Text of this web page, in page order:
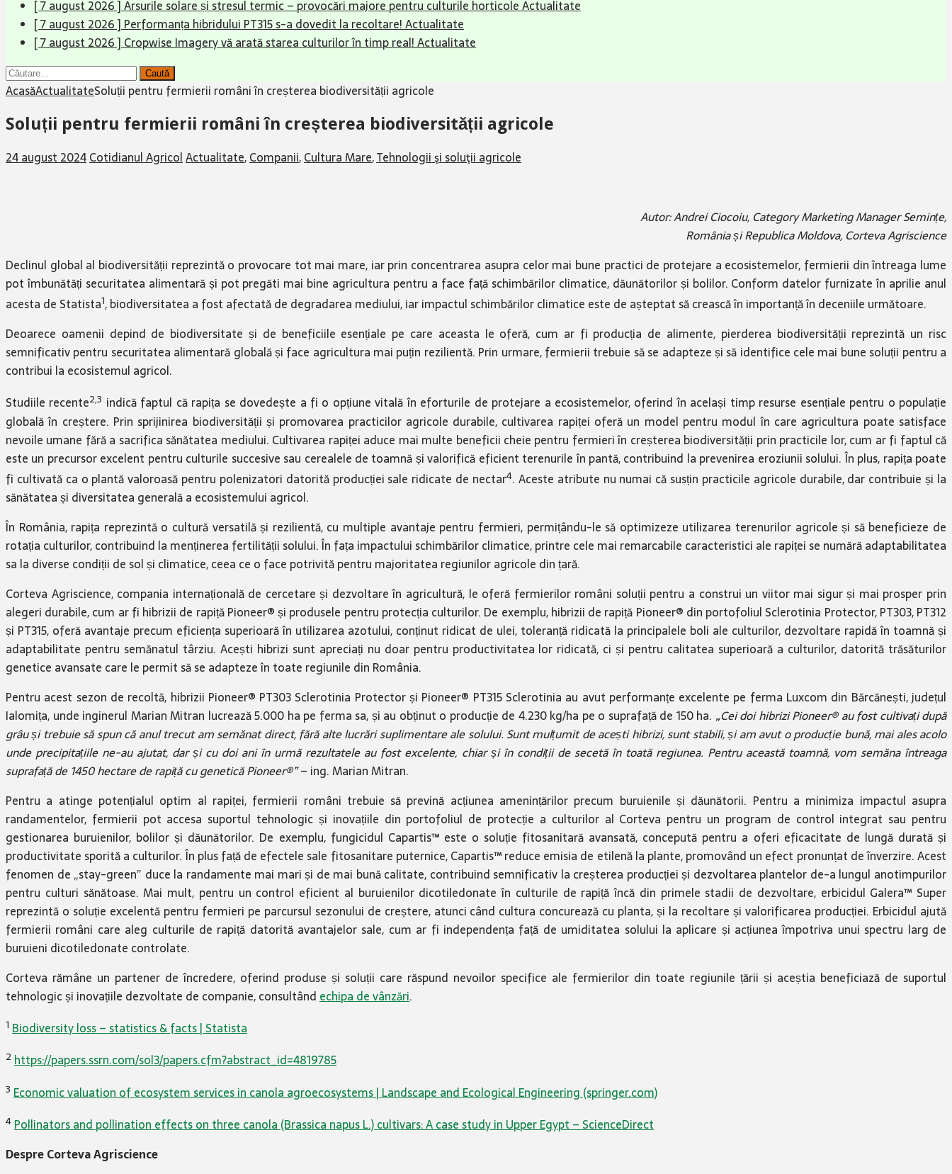
[ 7 august 2026 ]Arsurile solare și stresul termic – provocări majore pentru culturile horticoleActualitate
[ 7 august 2026 ]Performanța hibridului PT315 s-a dovedit la recoltare!Actualitate
[ 7 august 2026 ]Cropwise Imagery vă arată starea culturilor în timp real!Actualitate
Caută
după:
AcasăActualitateSoluții pentru fermierii români în creșterea biodiversității agricole
Soluții pentru fermierii români în creșterea biodiversității agricole
24 august 2024Cotidianul AgricolActualitate,Companii,Cultura Mare,Tehnologii şi soluţii agricole
Autor: Andrei Ciocoiu, Category Marketing Manager Semințe,
România și Republica Moldova, Corteva Agriscience
Declinul global al biodiversității reprezintă o provocare tot mai mare, iar prin concentrarea asupra celor mai bune practici de protejare a ecosistemelor, fermierii din întreaga lume
pot îmbunătăți securitatea alimentară și pot pregăti mai bine agricultura pentru a face față schimbărilor climatice, dăunătorilor și bolilor. Conform datelor furnizate în aprilie anul
acesta de Statista1, biodiversitatea a fost afectată de degradarea mediului, iar impactul schimbărilor climatice este de așteptat să crească în importanță în deceniile următoare.
Deoarece oamenii depind de biodiversitate și de beneficiile esențiale pe care aceasta le oferă, cum ar fi producția de alimente, pierderea biodiversității reprezintă un risc
semnificativ pentru securitatea alimentară globală și face agricultura mai puțin rezilientă. Prin urmare, fermierii trebuie să se adapteze și să identifice cele mai bune soluții pentru a
contribui la ecosistemul agricol.
Studiile recente2,3 indică faptul că rapița se dovedește a fi o opțiune vitală în eforturile de protejare a ecosistemelor, oferind în același timp resurse esențiale pentru o populație
globală în creștere. Prin sprijinirea biodiversității și promovarea practicilor agricole durabile, cultivarea rapiței oferă un model pentru modul în care agricultura poate satisface
nevoile umane fără a sacrifica sănătatea mediului. Cultivarea rapiței aduce mai multe beneficii cheie pentru fermieri în creșterea biodiversității prin practicile lor, cum ar fi faptul că
este un precursor excelent pentru culturile succesive sau cerealele de toamnă și valorifică eficient terenurile în pantă, contribuind la prevenirea eroziunii solului. În plus, rapița poate
fi cultivată ca o plantă valoroasă pentru polenizatori datorită producției sale ridicate de nectar4. Aceste atribute nu numai că susțin practicile agricole durabile, dar contribuie și la
sănătatea și diversitatea generală a ecosistemului agricol.
În România, rapița reprezintă o cultură versatilă și rezilientă, cu multiple avantaje pentru fermieri, permițându-le să optimizeze utilizarea terenurilor agricole și să beneficieze de
rotația culturilor, contribuind la menținerea fertilității solului. În fața impactului schimbărilor climatice, printre cele mai remarcabile caracteristici ale rapiței se numără adaptabilitatea
sa la diverse condiții de sol și climatice, ceea ce o face potrivită pentru majoritatea regiunilor agricole din țară.
Corteva Agriscience, compania internațională de cercetare și dezvoltare în agricultură, le oferă fermierilor români soluții pentru a construi un viitor mai sigur și mai prosper prin
alegeri durabile, cum ar fi hibrizii de rapiță Pioneer® și produsele pentru protecția culturilor. De exemplu, hibrizii de rapiță Pioneer® din portofoliul Sclerotinia Protector, PT303, PT312
și PT315, oferă avantaje precum eficiența superioară în utilizarea azotului, conținut ridicat de ulei, toleranță ridicată la principalele boli ale culturilor, dezvoltare rapidă în toamnă și
adaptabilitate pentru semănatul târziu. Acești hibrizi sunt apreciați nu doar pentru productivitatea lor ridicată, ci și pentru calitatea superioară a culturilor, datorită trăsăturilor
genetice avansate care le permit să se adapteze în toate regiunile din România.
Pentru acest sezon de recoltă, hibrizii Pioneer® PT303 Sclerotinia Protector și Pioneer® PT315 Sclerotinia au avut performanțe excelente pe ferma Luxcom din Bărcănești, județul
Ialomița, unde inginerul Marian Mitran lucrează 5.000 ha pe ferma sa, și au obținut o producție de 4.230 kg/ha pe o suprafață de 150 ha. „Cei doi hibrizi Pioneer® au fost cultivați după
grâu și trebuie să spun că anul trecut am semănat direct, fără alte lucrări suplimentare ale solului. Sunt mulțumit de acești hibrizi, sunt stabili, și am avut o producție bună, mai ales acolo
unde precipitațiile ne-au ajutat, dar și cu doi ani în urmă rezultatele au fost excelente, chiar și în condiții de secetă în toată regiunea. Pentru această toamnă, vom semăna întreaga
suprafață de 1450 hectare de rapiță cu genetică Pioneer®”– ing. Marian Mitran.
Pentru a atinge potențialul optim al rapiței, fermierii români trebuie să prevină acțiunea amenințărilor precum buruienile și dăunătorii. Pentru a minimiza impactul asupra
randamentelor, fermierii pot accesa suportul tehnologic și inovațiile din portofoliul de protecție a culturilor al Corteva pentru un program de control integrat sau pentru
gestionarea buruienilor, bolilor și dăunătorilor. De exemplu, fungicidul Capartis™ este o soluție fitosanitară avansată, concepută pentru a oferi eficacitate de lungă durată și
productivitate sporită a culturilor. În plus față de efectele sale fitosanitare puternice, Capartis™ reduce emisia de etilenă la plante, promovând un efect pronunțat de înverzire. Acest
fenomen de „stay-green” duce la randamente mai mari și de mai bună calitate, contribuind semnificativ la creșterea producției și dezvoltarea plantelor de-a lungul anotimpurilor
pentru culturi sănătoase. Mai mult, pentru un control eficient al buruienilor dicotiledonate în culturile de rapiță încă din primele stadii de dezvoltare, erbicidul Galera™ Super
reprezintă o soluție excelentă pentru fermieri pe parcursul sezonului de creștere, atunci când cultura concurează cu planta, și la recoltare și valorificarea producției. Erbicidul ajută
fermierii români care aleg culturile de rapiță datorită avantajelor sale, cum ar fi independența față de umiditatea solului la aplicare și acțiunea împotriva unui spectru larg de
buruieni dicotiledonate controlate.
Corteva rămâne un partener de încredere, oferind produse și soluții care răspund nevoilor specifice ale fermierilor din toate regiunile țării și aceștia beneficiază de suportul
tehnologic și inovațiile dezvoltate de companie, consultând echipa de vânzări.
1 Biodiversity loss – statistics & facts | Statista
2 https://papers.ssrn.com/sol3/papers.cfm?abstract_id=4819785
3 Economic valuation of ecosystem services in canola agroecosystems | Landscape and Ecological Engineering (springer.com)
4Pollinators and pollination effects on three canola (Brassica napus L.) cultivars: A case study in Upper Egypt – ScienceDirect
Despre Corteva Agriscience